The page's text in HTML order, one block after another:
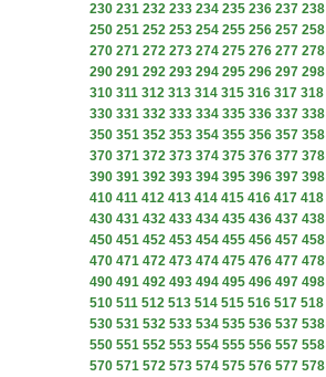
230 231 232 233 234 235 236 237 238
250 251 252 253 254 255 256 257 258
270 271 272 273 274 275 276 277 278
290 291 292 293 294 295 296 297 298
310 311 312 313 314 315 316 317 318
330 331 332 333 334 335 336 337 338
350 351 352 353 354 355 356 357 358
370 371 372 373 374 375 376 377 378
390 391 392 393 394 395 396 397 398
410 411 412 413 414 415 416 417 418
430 431 432 433 434 435 436 437 438
450 451 452 453 454 455 456 457 458
470 471 472 473 474 475 476 477 478
490 491 492 493 494 495 496 497 498
510 511 512 513 514 515 516 517 518
530 531 532 533 534 535 536 537 538
550 551 552 553 554 555 556 557 558
570 571 572 573 574 575 576 577 578